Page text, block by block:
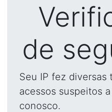
de
Seu IP fez diversas
acessos suspeitos
conosco.